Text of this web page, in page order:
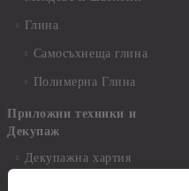
Глина
Самосъхнеща глина
Полимерна Глина
Приложни техники и
Декупаж
Декупажна хартия